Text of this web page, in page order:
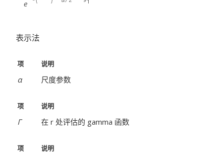
表示法
项 说明
α 尺度参数
项 说明
Γ 在 r 处评估的 gamma 函数
项 说明